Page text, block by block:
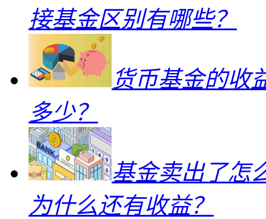
接基金区别有哪些？
货币基金的收
多少？
基金卖出了怎
为什么还有收益？